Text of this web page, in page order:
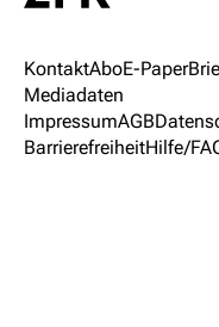
KontaktAboE-Paper
Mediadaten
ImpressumAGB
BarrierefreiheitHilfe/